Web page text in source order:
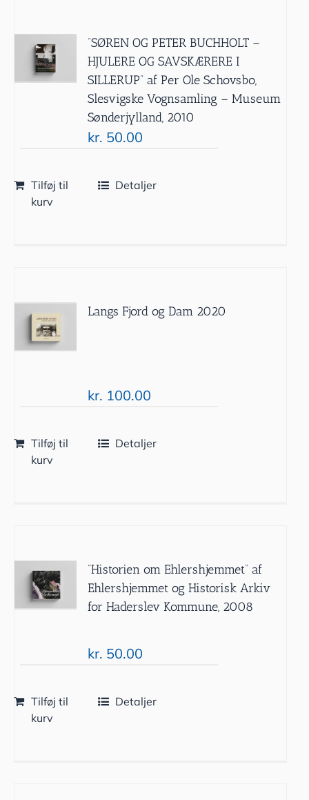
”SØREN OG PETER BUCHHOLT –
HJULERE OG SAVSKÆRERE I
SILLERUP” af Per Ole Schovsbo,
Slesvigske Vognsamling – Museum
Sønderjylland, 2010
kr. 50.00
Tilføj til
kurv
Detaljer
Langs Fjord og Dam 2020
kr. 100.00
Tilføj til
kurv
Detaljer
”Historien om Ehlershjemmet” af
Ehlershjemmet og Historisk Arkiv
for Haderslev Kommune, 2008
kr. 50.00
Tilføj til
kurv
Detaljer